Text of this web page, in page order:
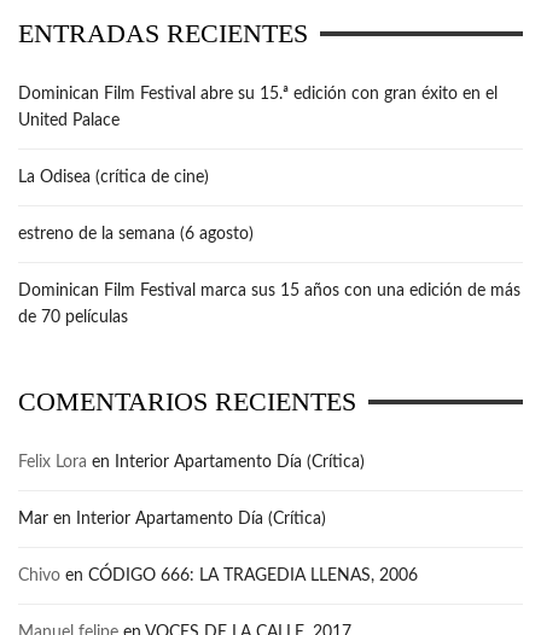
ENTRADAS RECIENTES
Dominican Film Festival abre su 15.ª edición con gran éxito en el
United Palace
La Odisea (crítica de cine)
estreno de la semana (6 agosto)
Dominican Film Festival marca sus 15 años con una edición de más
de 70 películas
COMENTARIOS RECIENTES
Felix Lora en Interior Apartamento Día (Crítica)
Mar en Interior Apartamento Día (Crítica)
Chivo en CÓDIGO 666: LA TRAGEDIA LLENAS, 2006